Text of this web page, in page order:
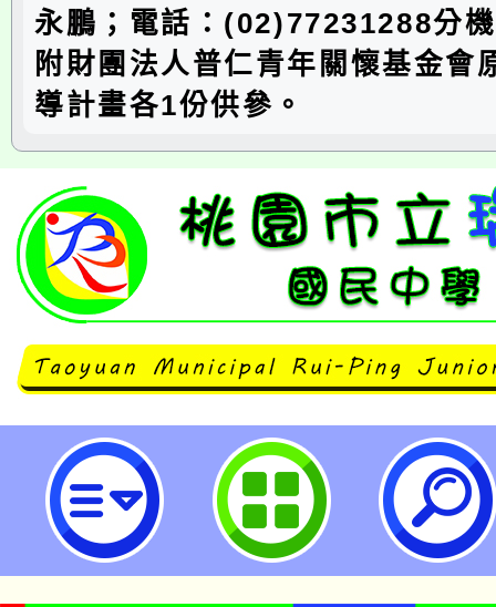
永鵬；電話：(02)77231288分
附財團法人普仁青年關懷基金會
導計畫各1份供參。
轉知財團法人普仁青年關懷基金會
手拉小手~青少年引導計畫」一案
市立瑞坪國民中學